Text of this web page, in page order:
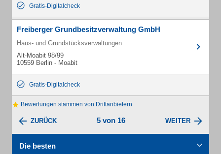
Gratis-Digitalcheck
Freiberger Grundbesitzverwaltung GmbH
Haus- und Grundstücksverwaltungen
Alt-Moabit 98/99
10559 Berlin - Moabit
Gratis-Digitalcheck
Bewertungen stammen von Drittanbietern
ZURÜCK 5 von 16 WEITER
Die besten